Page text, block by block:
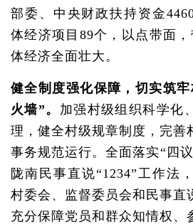
部委、中央财政扶持资金
体经济项目89个，以点带面
体经济全面壮大。
健全制度强化保障，切实筑
火墙”。 加强村级组织科学化
理，健全村级规章制度，完善
事务规范运行。全面落实“四
陇南民事直说“1234”工作法
村委会、监督委员会和民事直
充分保障党员和群众知情权、